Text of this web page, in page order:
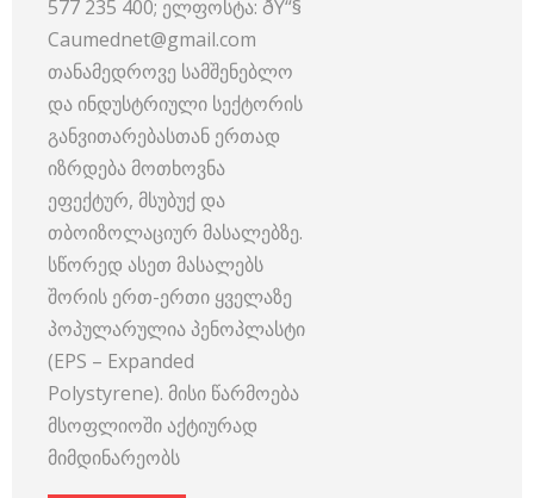
577 235 400; ელფოსტა: ðŸ“§
Caumednet@gmail.com
თანამედროვე სამშენებლო
და ინდუსტრიული სექტორის
განვითარებასთან ერთად
იზრდება მოთხოვნა
ეფექტურ, მსუბუქ და
თბოიზოლაციურ მასალებზე.
სწორედ ასეთ მასალებს
შორის ერთ-ერთი ყველაზე
პოპულარულია პენოპლასტი
(EPS – Expanded
Polystyrene). მისი წარმოება
მსოფლიოში აქტიურად
მიმდინარეობს